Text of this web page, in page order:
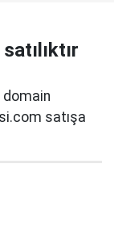
domain
satışa